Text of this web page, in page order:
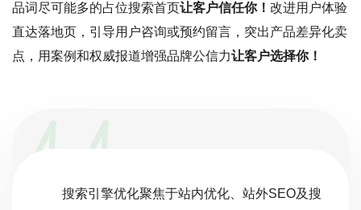
品词尽可能多的占位搜索首页让客户信任你！ 改进用户体验
直达落地页，引导用户咨询或预约留言，突出产品差异化卖
点，用案例和权威报道增强品牌公信力让客户选择你！
搜索引擎优化聚焦于站内优化、站外SEO及搜